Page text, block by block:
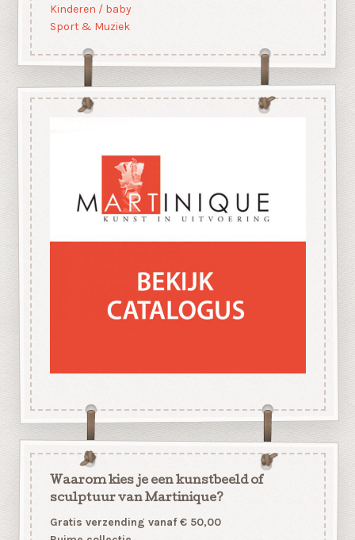
Kinderen / baby
Sport & Muziek
Waarom kies je een kunstbeeld of
sculptuur van Martinique?
Gratis verzending vanaf € 50,00